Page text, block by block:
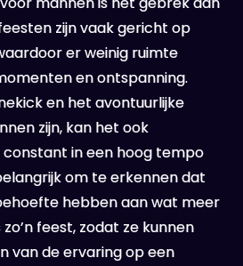
zijn vaak gericht op
er weinig ruimte
en ontspanning.
en het avontuurlijke
zijn, kan het ook
constant in een hoog tempo
om te erkennen dat
hebben aan wat meer
feest, zodat ze kunnen
van de ervaring op een